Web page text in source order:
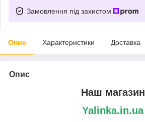
Замовлення під захистом
Опис Характеристики Доставка
Опис
Наш магазин
Yalinka.in.ua